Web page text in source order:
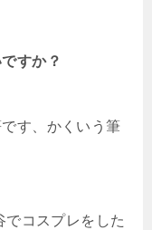
すか？
す、かくいう筆
コスプレをした